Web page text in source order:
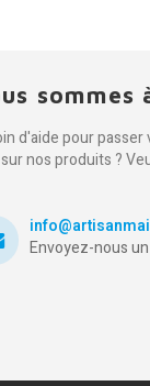
d'aide pour
nos produits ?
Envoyez-nous